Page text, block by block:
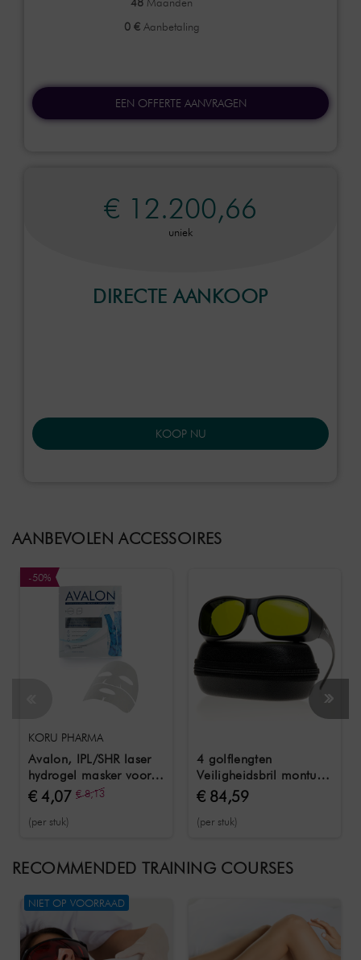
0 €Aanbetaling
EEN OFFERTE AANVRAGEN
€ 12.200,66
uniek
DIRECTE AANKOOP
KOOP NU
AANBEVOLEN ACCESSOIRES
-50%
KORU PHARMA
Avalon, IPL/SHR laser
hydrogel masker voor
nabehandeling 1 stuk
€ 4,07 € 8,13
(per stuk)
4 golflengten
Veiligheidsbril montuur
33 / OD 5/6/7 / 740 -
1100 nm
€ 84,59
(per stuk)
RECOMMENDED TRAINING COURSES
NIET OP VOORRAAD